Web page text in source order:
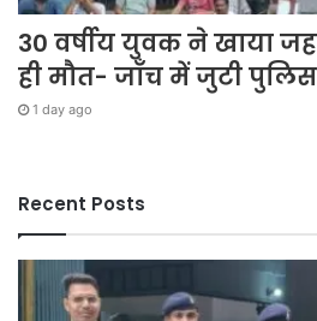
30 वर्षीय युवक ने खाया
ही मौत- जाँच में जुटी पुलिस
1 day ago
Recent Posts